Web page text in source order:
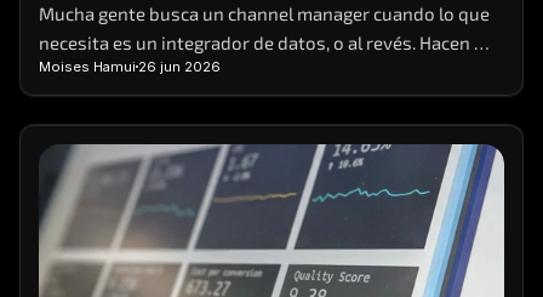
COMMUNITY
Join
Docs
About
Mucha gente busca un channel manager cuando lo que
necesita es un integrador de datos, o al revés. Hacen
cosas distintas; aquí está la diferencia y cómo elegir.
Moises Hamui 26 jun 2026